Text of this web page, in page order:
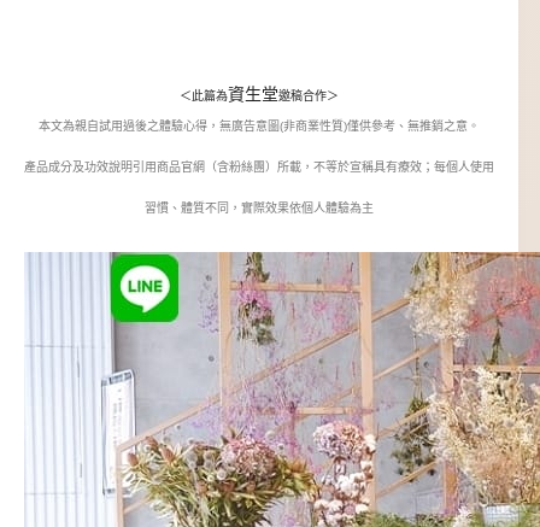
＜此篇為資生堂邀稿合作＞
本文為親自試用過後之體驗心得，無廣告意圖(非商業性質)僅供參考、無推銷之意。
產品成分及功效說明引用商品官網（含粉絲團）所載，不等於宣稱具有療效；每個人使用
習慣、體質不同，實際效果依個人體驗為主